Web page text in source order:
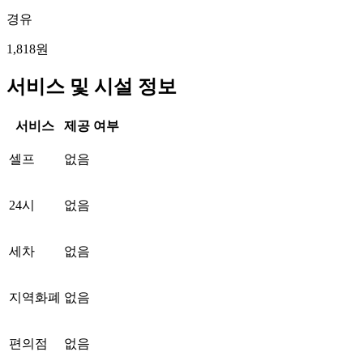
경유
1,818원
서비스 및 시설 정보
서비스 제공 여부
셀프 없음
24시 없음
세차 없음
지역화폐 없음
편의점 없음